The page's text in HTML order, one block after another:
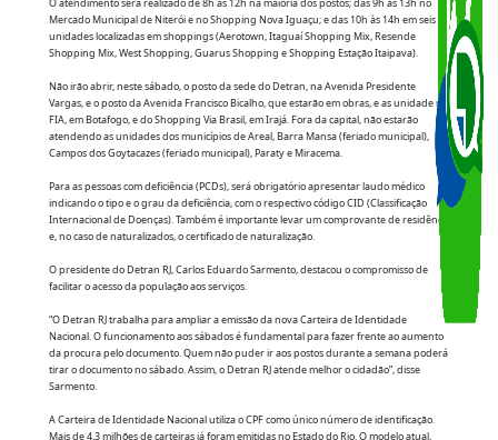
demanda de idosos que precisam do documento para realizar a prova de vida ou
ter acesso a benefícios sociais.
(www.detran.rj.gov.br) ou pelo teleatendimento, pelos números (21) 3460-4040, 3460-
4041 e 3460-4042. As vagas estarão disponíveis a partir desta quinta-feira (28/5), à
tarde. Para ser atendido, o cidadão precisa apresentar a certidão de nascimento ou
casamento (original ou cópia autenticada) e o número do CPF.
O atendimento será realizado de 8h às 12h na maioria dos postos; das 9h às 13h no
Mercado Municipal de Niterói e no Shopping Nova Iguaçu; e das 10h às 14h em seis
unidades localizadas em shoppings (Aerotown, Itaguaí Shopping Mix, Resende
Shopping Mix, West Shopping, Guarus Shopping e Shopping Estação Itaipava).
Não irão abrir, neste sábado, o posto da sede do Detran, na Avenida Presidente
Vargas, e o posto da Avenida Francisco Bicalho, que estarão em obras, e as unidade na
FIA, em Botafogo, e do Shopping Via Brasil, em Irajá. Fora da capital, não estarão
atendendo as unidades dos municípios de Areal, Barra Mansa (feriado municipal),
Campos dos Goytacazes (feriado municipal), Paraty e Miracema.
Para as pessoas com deficiência (PCDs), será obrigatório apresentar laudo médico
Internacional de Doenças). Também é importante levar um comprovante de
e, no caso de naturalizados, o certificado de naturalização.